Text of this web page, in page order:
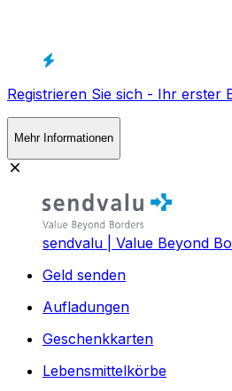
Registrieren Sie sich - Ihr erster
Mehr Informationen
sendvalu | Value Beyond
Geld senden
Aufladungen
Geschenkkarten
Lebensmittelkörbe